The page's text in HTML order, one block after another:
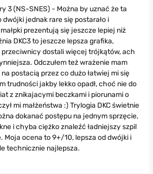
3 (NS-SNES) - Można by uznać że ta
jednak rare się postarało i
prezentują się jeszcze lepiej niż
DKC3 to jeszcze lepsza grafika,
przeciwnicy dostali więcej trójkątów, ach
Odczułem też wrażenie mam
postacią przez co dużo łatwiej mi się
trudności jakby lekko opadł, choć nie do
z znikajacymi beczkami i piorunami o
mi małżeństwa :) Trylogia DKC świetnie
dokanać postępu na jednym sprzęcie,
i chyba ciężko znaleźć ładniejszy szpil
Moja ocena to 9+/10, lepsza od dwójki i
technicznie najlepsza.